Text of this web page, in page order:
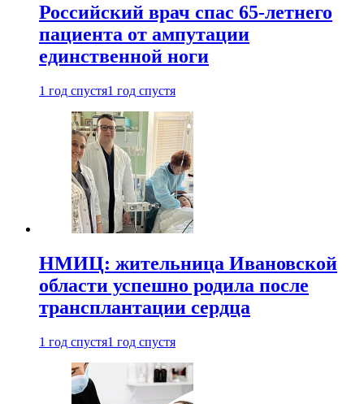
Российский врач спас 65-летнего
пациента от ампутации
единственной ноги
1 год спустя1 год спустя
НМИЦ: жительница Ивановской
области успешно родила после
трансплантации сердца
1 год спустя1 год спустя